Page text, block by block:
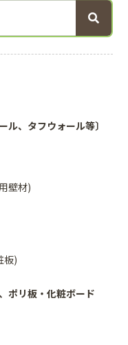
ル、タフウォール等〕
壁材)
板)
ポリ板・化粧ボード